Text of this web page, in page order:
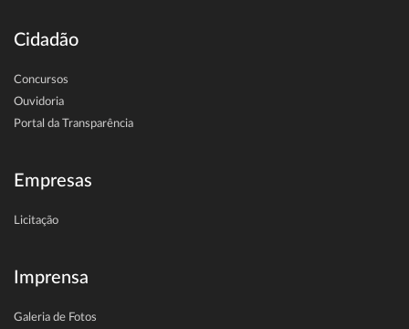
Cidadão
Concursos
Ouvidoria
Portal da Transparência
Empresas
Licitação
Imprensa
Galeria de Fotos